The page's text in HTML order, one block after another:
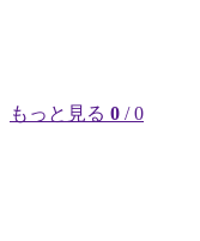
もっと見る 0 / 0